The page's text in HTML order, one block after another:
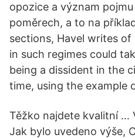
opozice a význam
poměrech, a to na
sections, Havel writes
in such regimes could
being a dissident in the
time, using the example
Těžko najdete kvalitní …
Jak bylo uvedeno výše,